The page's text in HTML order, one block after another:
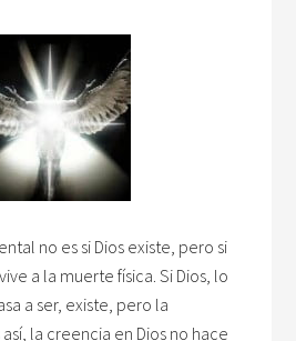
no es si Dios existe, pero si
a la muerte física. Si Dios, lo
a ser, existe, pero la
la creencia en Dios no hace